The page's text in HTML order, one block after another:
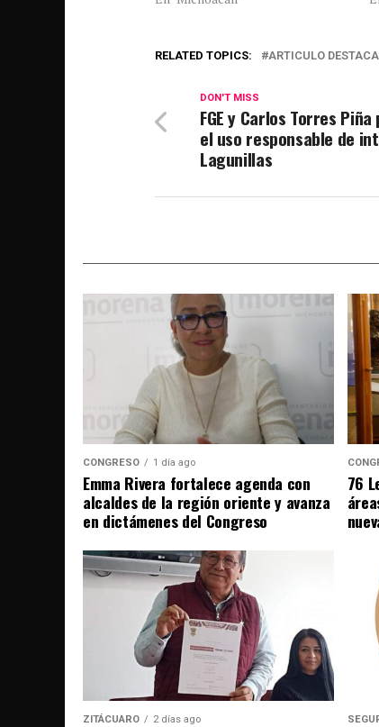
RELATED TOPICS: ARTICULO
DON'T MISS
FGE y Carlos Torres
el uso responsable de
Lagunillas
CONGRESO 1 día ago
Emma Rivera fortalece agenda con
alcaldes de la región oriente y avanza
en dictámenes del Congreso
76
ZITÁCUARO 2 días ago